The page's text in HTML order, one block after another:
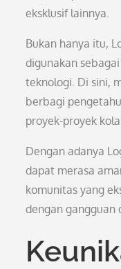
eksklusif lainnya.
Bukan hanya itu,
digunakan
teknologi. Di sini,
berbagi
proyek-proyek
Dengan adanya
dapat merasa
komunitas yang
dengan gangguan